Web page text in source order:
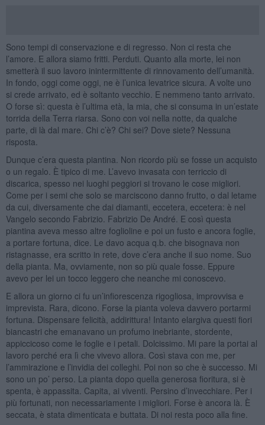
Sono tempi di conservazione e di regresso. Non ci resta che
l’amore. E allora siamo fritti. Perduti. Quanto alla morte, lei non
smetterà il suo lavoro inintermittente di rinnovamento dell’umanità.
In fondo, oggi come oggi, ne è l’unica levatrice sicura. A volte uno
si crede arrivato, ed è soltanto vecchio. E nemmeno tanto arrivato.
O forse sì: questa è l’ultima età, la mia, che si consuma in un’estate
torrida della Terra riarsa. Sono con voi nella notte, da qualche
parte, di là dal mare. Chi c’è? Chi sei? Dove siete? Nessuna
risposta.
Dunque c’era questa piantina. Non ricordo più se fosse un acquisto
o un regalo. È tipico di me. L’avevo invasata con terriccio di
discarica, spesso nei luoghi peggiori si trovano le cose migliori.
Come per i semi che solo se marciscono danno frutto, o dal letame
da cui, diversamente che dai diamanti, eccetera, eccetera: è nel
Vangelo secondo Fabrizio. Fabrizio De André. E così questa
piantina aveva messo altre foglioline e poi un fusto e ancora foglie,
a portare fortuna, dice. Le davo acqua q.b. che bisognava non
ristagnasse, era scritto in rete, dove c’era anche il suo nome. Suo
della pianta. Ma, ovviamente, non so più quale fosse. Eppure
avevo per lei un tocco leggero che neanche mi conoscevo.
E allora un giorno ci fu un’infiorescenza rigogliosa, improvvisa e
imprevista. Rara, dicono. Forse la pianta voleva davvero portarmi
fortuna. Dispensare felicità, addirittura! Intanto elargiva questi fiori
biancastri che emanavano un profumo inebriante, stordente,
appiccicoso come le foglie e i petali. Dolcissimo. Mi pare la portai al
lavoro perché era lì che vivevo allora. Così stava con me, per
l’ammirazione e l’invidia dei colleghi. Poi non so che è successo. Mi
sono un po’ perso. La pianta dopo quella generosa fioritura, si è
spenta, è appassita. Capita, ai viventi. Persino d’invecchiare. Per i
più fortunati, non necessariamente i migliori. Forse è ancora là. È
seccata, è stata dimenticata e buttata. Di noi resta poco alla fine.